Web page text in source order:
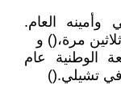
العام.
مرة،() و
الوطنية عام